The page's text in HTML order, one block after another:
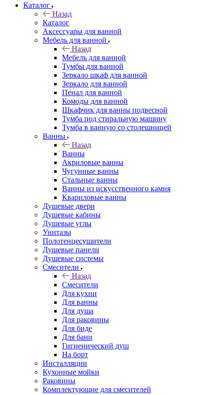
Каталог
Назад
Каталог
Аксессуары для ванной
Мебель для ванной
Назад
Мебель для ванной
Тумбы для ванной
Зеркало шкаф для ванной
Зеркало для ванной
Пенал для ванной
Комоды для ванной
Шкафчик для ванны подвесной
Тумба под стиральную машину
Тумба в ванную со столешницей
Ванны
Назад
Ванны
Акриловые ванны
Чугунные ванны
Стальные ванны
Ванны из искусственного камня
Квариловые ванны
Душевые двери
Душевые кабины
Душевые углы
Унитазы
Полотенцесушители
Душевые панели
Душевые системы
Смесители
Назад
Смесители
Для кухни
Для ванны
Для душа
Для раковины
Для биде
Для бани
Гигиенический душ
На борт
Инсталляции
Кухонные мойки
Раковины
Комплектующие для смесителей